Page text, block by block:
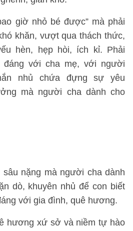
giờ nhỏ bé được” mà phải
khăn, vượt qua thách thức,
hèn, hẹp hòi, ích kỉ. Phải
đáng với cha mẹ, với người
nhủ chứa đựng sự yêu
mà người cha dành cho
nặng mà người cha dành
dò, khuyên nhủ để con biết
với gia đình, quê hương.
hương xứ sở và niềm tự hào